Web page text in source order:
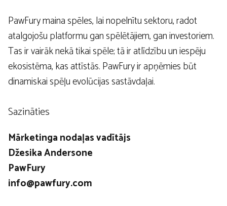
PawFury maina spēles, lai nopelnītu sektoru, radot
atalgojošu platformu gan spēlētājiem, gan investoriem.
Tas ir vairāk nekā tikai spēle; tā ir atlīdzību un iespēju
ekosistēma, kas attīstās. PawFury ir apņēmies būt
dinamiskai spēļu evolūcijas sastāvdaļai.
Sazināties
Mārketinga nodaļas vadītājs
Džesika Andersone
PawFury
info@pawfury.com